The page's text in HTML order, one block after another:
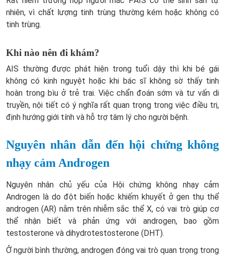
nhiên, vì chất lượng tinh trùng thường kém hoặc không có
tinh trùng.
Khi nào nên đi khám?
AIS thường được phát hiện trong tuổi dậy thì khi bé gái
không có kinh nguyệt hoặc khi bác sĩ không sờ thấy tinh
hoàn trong bìu ở trẻ trai. Việc chẩn đoán sớm và tư vấn di
truyền, nội tiết có ý nghĩa rất quan trọng trong việc điều trị,
định hướng giới tính và hỗ trợ tâm lý cho người bệnh.
Nguyên nhân dẫn đến hội chứng không
nhạy cảm Androgen
Nguyên nhân chủ yếu của Hội chứng không nhạy cảm
Androgen là do đột biến hoặc khiếm khuyết ở gen thụ thể
androgen (AR) nằm trên nhiễm sắc thể X, có vai trò giúp cơ
thể nhận biết và phản ứng với androgen, bao gồm
testosterone và dihydrotestosterone (DHT).
Ở người bình thường, androgen đóng vai trò quan trọng trong